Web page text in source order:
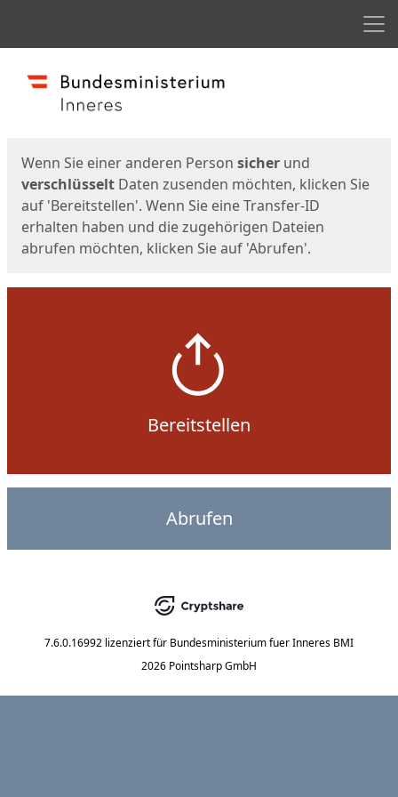
Start
Wenn Sie einer anderen Person sicher und
verschlüsselt Daten zusenden möchten, klicken Sie
auf 'Bereitstellen'. Wenn Sie eine Transfer-ID
erhalten haben und die zugehörigen Dateien
abrufen möchten, klicken Sie auf 'Abrufen'.
Bereitstellen
Abrufen
7.6.0.16992 lizenziert für Bundesministerium fuer Inneres BMI
2026 Pointsharp GmbH